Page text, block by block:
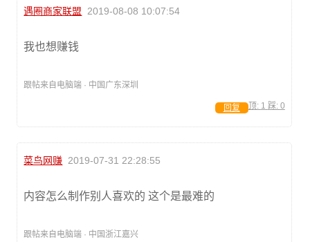
遇圈商家联盟 2019-08-08 10:07:54
我也想赚钱
跟帖来自电脑端 · 中国广东深圳
顶: 1 踩: 0
回复
菜鸟网赚 2019-07-31 22:28:55
内容怎么制作别人喜欢的 这个是最难的
跟帖来自电脑端 · 中国浙江嘉兴